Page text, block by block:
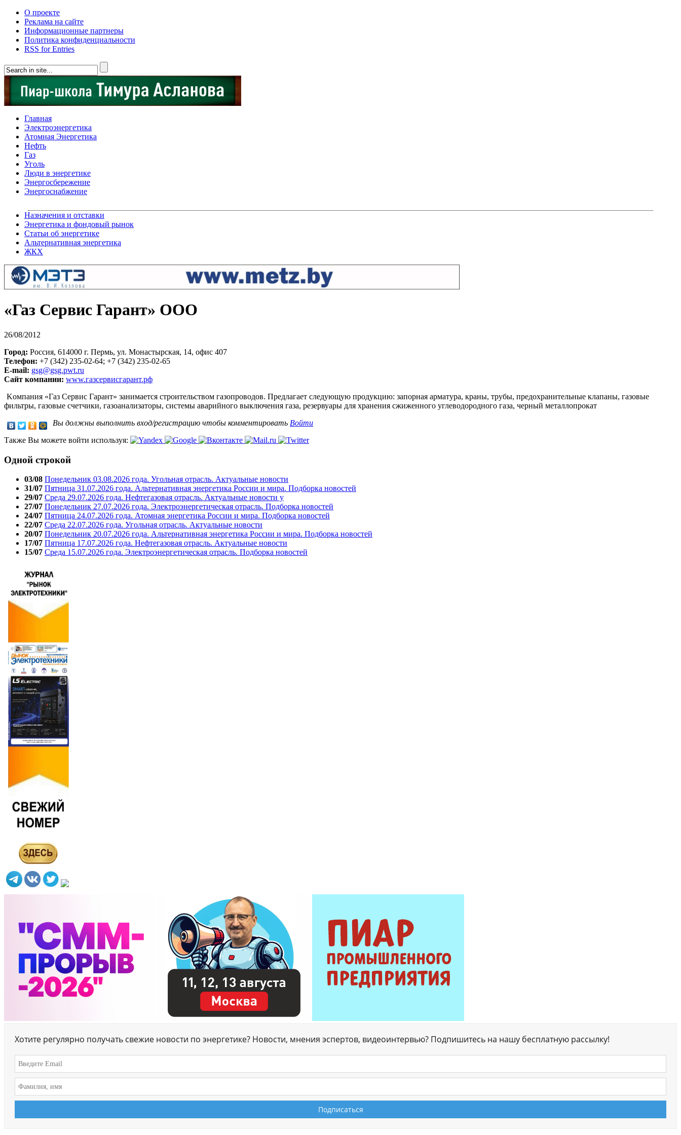
О проекте
Реклама на сайте
Информационные партнеры
Политика конфиденциальности
RSS for Entries
Главная
Электроэнергетика
Атомная Энергетика
Нефть
Газ
Уголь
Люди в энергетике
Энергосбережение
Энергоснабжение
Назначения и отставки
Энергетика и фондовый рынок
Статьи об энергетике
Альтернативная энергетика
ЖКХ
«Газ Сервис Гарант» ООО
26/08/2012
Город: Россия, 614000 г. Пермь, ул. Монастырская, 14, офис 407
Телефон: +7 (342) 235-02-64; +7 (342) 235-02-65
E-mail: gsg@gsg.pwt.ru
Сайт компании: www.газсервисгарант.рф
Kомпания «Газ Сервис Гарант» занимается строительством газопроводов. Предлагает следующую продукцию: запорная арматура, краны, трубы, предохранительные клапаны, газовые
фильтры, газовые счетчики, газоанализаторы, системы аварийного выключения газа, резервуары для хранения сжиженного углеводородного газа, черный металлопрокат
Вы должны выполнить вход/регистрацию чтобы комментировать Войти
Также Вы можете войти используя:
Одной строкой
03/08 Понедельник 03.08.2026 года. Угольная отрасль. Актуальные новости
31/07 Пятница 31.07.2026 года. Альтернативная энергетика России и мира. Подборка новостей
29/07 Среда 29.07.2026 года. Нефтегазовая отрасль. Актуальные новости у
27/07 Понедельник 27.07.2026 года. Электроэнергетическая отрасль. Подборка новостей
24/07 Пятница 24.07.2026 года. Атомная энергетика России и мира. Подборка новостей
22/07 Среда 22.07.2026 года. Угольная отрасль. Актуальные новости
20/07 Понедельник 20.07.2026 года. Альтернативная энергетика России и мира. Подборка новостей
17/07 Пятница 17.07.2026 года. Нефтегазовая отрасль. Актуальные новости
15/07 Среда 15.07.2026 года. Электроэнергетическая отрасль. Подборка новостей
Хотите регулярно получать свежие новости по энергетике? Новости, мнения эспертов, видеоинтервью? Подпишитесь на нашу бесплатную рассылку!